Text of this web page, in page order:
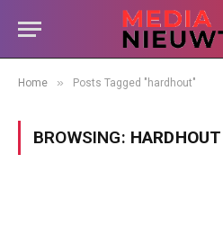
Home » Posts Tagged "hardhout"
BROWSING: HARDHOUT